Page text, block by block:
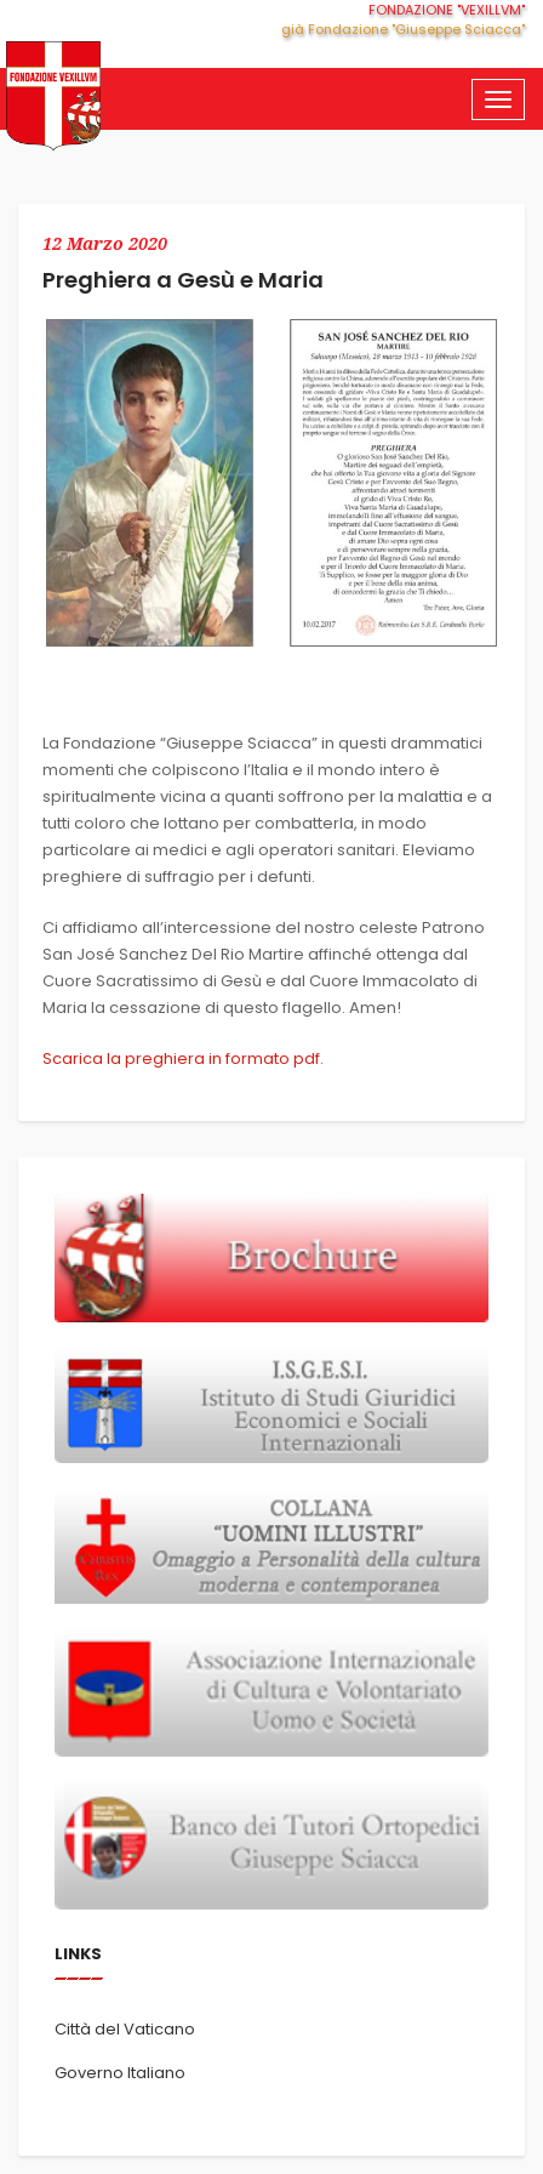
FONDAZIONE "VEXILLVM"
già Fondazione "Giuseppe Sciacca"
12 Marzo 2020
Preghiera a Gesù e Maria
La Fondazione “Giuseppe Sciacca” in questi drammatici
momenti che colpiscono l’Italia e il mondo intero è
spiritualmente vicina a quanti soffrono per la malattia e a
tutti coloro che lottano per combatterla, in modo
particolare ai medici e agli operatori sanitari. Eleviamo
preghiere di suffragio per i defunti.
Ci affidiamo all’intercessione del nostro celeste Patrono
San José Sanchez Del Rio Martire affinché ottenga dal
Cuore Sacratissimo di Gesù e dal Cuore Immacolato di
Maria la cessazione di questo flagello. Amen!
Scarica la preghiera in formato pdf.
LINKS
Città del Vaticano
Governo Italiano